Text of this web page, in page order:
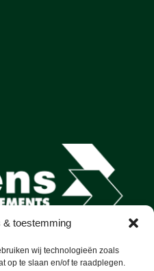
& toestemming
wij technologieën zoals
op te slaan en/of te raadplegen.